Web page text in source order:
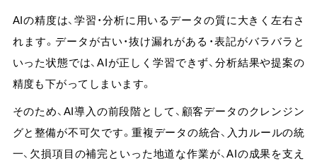
AIの精度は、学習・分析に用いるデータの質に大きく左右さ
れます。データが古い・抜け漏れがある・表記がバラバラと
いった状態では、AIが正しく学習できず、分析結果や提案の
精度も下がってしまいます。
そのため、AI導入の前段階として、顧客データのクレンジン
グと整備が不可欠です。重複データの統合、入力ルールの統
一、欠損項目の補完といった地道な作業が、AIの成果を支え